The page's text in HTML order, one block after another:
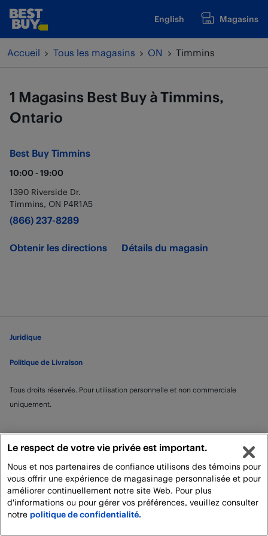
Passer au contenu
www.bestbuy.ca English Magasins
Accueil Tous les magasins ON Timmins
1 Magasins Best Buy à Timmins,
Ontario
Best Buy Timmins
10:00 - 19:00
1390 Riverside Dr.
Timmins, ON P4R1A5
(866) 237-8289
Obtenir les directions Détails du magasin
Juridique
Politique de Livraison
Tous droits réservés. Pour utilisation personnelle et non commerciale
uniquement.
Le respect de votre vie privée est important.
Nous et nos partenaires de confiance utilisons des témoins pour
vous offrir une expérience de magasinage personnalisée et pour
améliorer continuellement notre site Web. Pour plus
d'informations ou pour gérer vos préférences, veuillez consulter
notre politique de confidentialité.